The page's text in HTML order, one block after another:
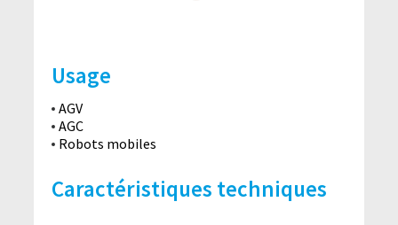
Usage
AGV
AGC
Robots mobiles
Caractéristiques techniques